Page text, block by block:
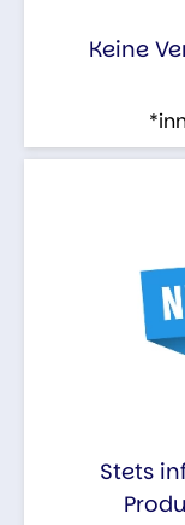
Keine
Stets